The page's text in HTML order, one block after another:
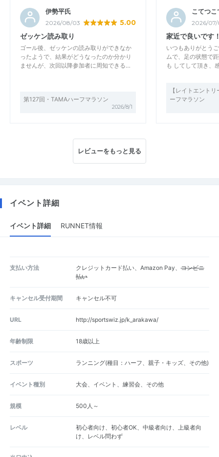
伊勢平氏
2026/08/03 5.00
ゼッケン読み取り
ゴール後、ゼッケンの読み取りができなか
ったようで、結果がどうなったのか分かり
ませんが、次回以降参加者に周知できる…
第127回・TAMAハーフマラソン
2026/8/1
こてつこ
2026/
家近で良いです
いつもありがとう
ムで、足の状態で
も してして頂き、
【レイトエント
ーフマラソン
レビューをもっと見る
イベント詳細
イベント詳細 RUNNET情報
支払い方法 クレジットカード払い、Amazon Pay、コンビニ
払い
キャンセル受付期間 キャンセル不可
URL http://sportswiz.jp/k_arakawa/
年齢制限 18歳以上
スポーツ ランニング(種目：ハーフ、親子・キッズ、その他)
イベント種別 大会、イベント、練習会、その他
規模 500人～
レベル
初心者向け、初心者OK、中級者向け、上級者向
け、レベル問わず